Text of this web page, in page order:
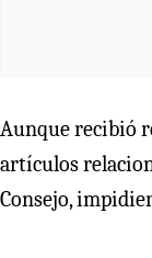
Aunque recibió
artículos
Consejo,